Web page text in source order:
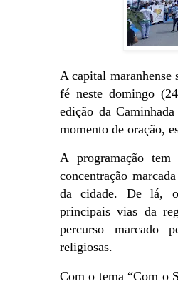
A capital maranhense
fé neste domingo
edição da
momento de oração,
A programação
concentração
da cidade. De lá,
principais vias da
percurso marcado
religiosas.
Com o tema “Com o